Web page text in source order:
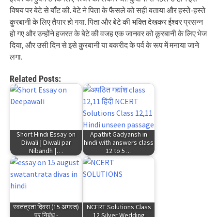
विषय पर बेटे से बाँट की. बेटे ने पिता के फैसले को सही बताया और हस्ते-हस्ते
क़ुरबानी के लिए तैयार हो गया. पिता और बेटे की भक्ति देखकर ईश्वर प्रसन्न
हो गए और उन्होंने हजरत के बेटे की वजह एक जानवर को क़ुरबानी के लिए भेज
दिया, और उसी दिन से इसे क़ुरबानी या बकरीद के पर्व के रूप में मनाया जाने
लगा.
Related Posts:
Short Hindi Essay on
Diwali | Diwali par
Nibandh |…
Apathit Gadyansh in
hindi with answers class
12 to 5…
स्वतंत्रता दिवस (15 अगस्त)
पर निबंध -
NCERT Solutions Class
12 Silver Wedding